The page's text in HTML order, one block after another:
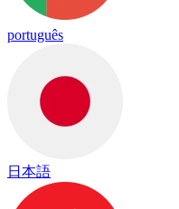
português
日本語